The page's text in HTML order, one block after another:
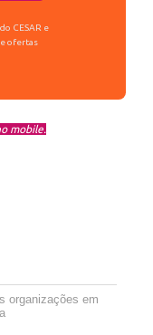
CESAR e
ofertas
mobile.
organizações em